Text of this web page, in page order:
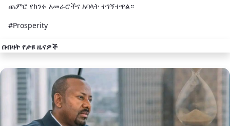
ጨምሮ የክንፉ አመራሮችና አባላት ተገኝተዋል።
#Prosperity
በብዛት የታዩ ዜናዎች